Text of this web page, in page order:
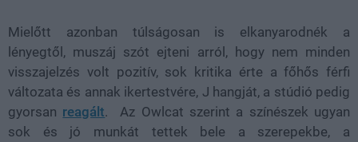
Mielőtt azonban túlságosan is elkanyarodnék a
lényegtől, muszáj szót ejteni arról, hogy nem minden
visszajelzés volt pozitív, sok kritika érte a főhős férfi
változata és annak ikertestvére, J hangját, a stúdió pedig
gyorsan reagált. Az Owlcat szerint a színészek ugyan
sok és jó munkát tettek bele a szerepekbe, a